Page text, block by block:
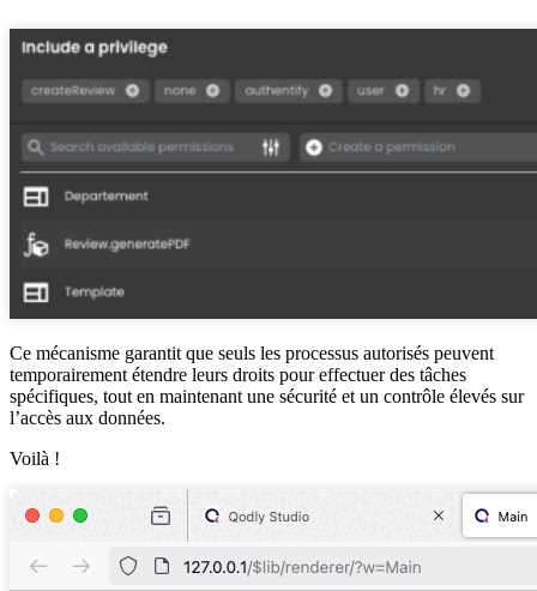
Ce mécanisme garantit que seuls les processus autorisés peuvent
temporairement étendre leurs droits pour effectuer des tâches
spécifiques, tout en maintenant une sécurité et un contrôle élevés sur
l’accès aux données.
Voilà !